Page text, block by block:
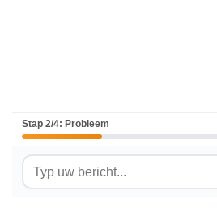
Stap 2/4: Probleem